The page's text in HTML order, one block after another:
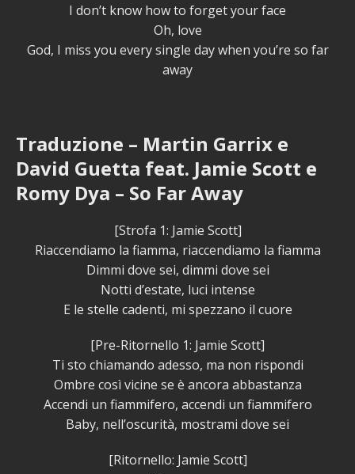
I don’t know how to forget your face
Oh, love
God, I miss you every single day when you’re so far
away
Traduzione – Martin Garrix e
David Guetta feat. Jamie Scott e
Romy Dya – So Far Away
[Strofa 1: Jamie Scott]
Riaccendiamo la fiamma, riaccendiamo la fiamma
Dimmi dove sei, dimmi dove sei
Notti d’estate, luci intense
E le stelle cadenti, mi spezzano il cuore
[Pre-Ritornello 1: Jamie Scott]
Ti sto chiamando adesso, ma non rispondi
Ombre così vicine se è ancora abbastanza
Accendi un fiammifero, accendi un fiammifero
Baby, nell’oscurità, mostrami dove sei
[Ritornello: Jamie Scott]